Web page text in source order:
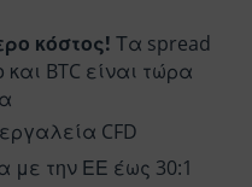
κόστος! Τα spread
BTC είναι τώρα
CFD
την ΕΕ έως 30:1